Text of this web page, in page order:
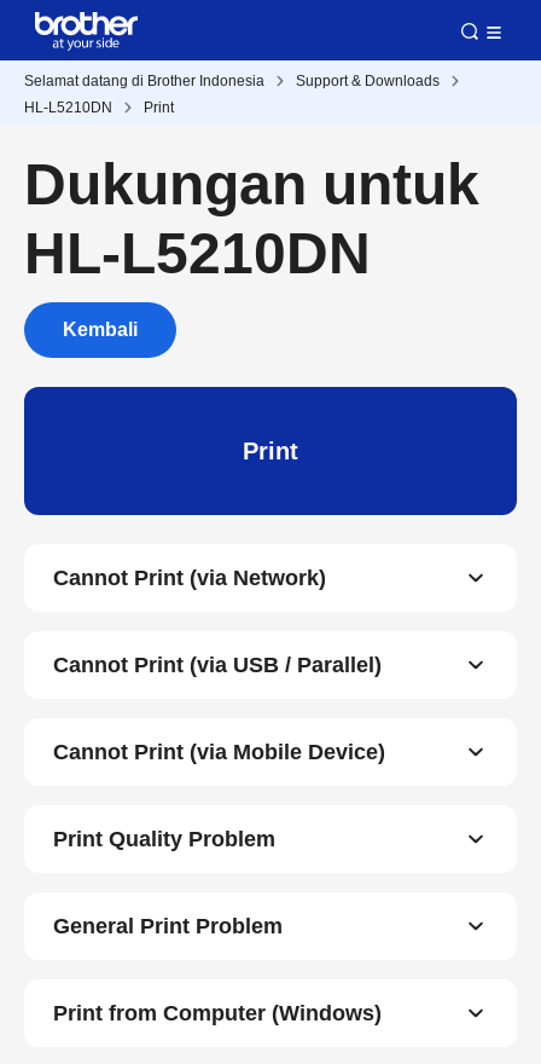
Selamat datang di Brother Indonesia
Support & Downloads
HL-L5210DN
Print
Dukungan untuk
HL-L5210DN
Kembali
Print
Cannot Print (via Network)
Cannot Print (via USB / Parallel)
Cannot Print (via Mobile Device)
Print Quality Problem
General Print Problem
Print from Computer (Windows)